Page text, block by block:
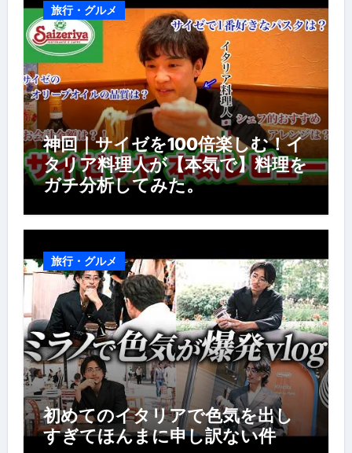
旅行・グルメ
神回｜サイゼを100倍楽しむ！イ
タリア料理人が【本気で】料理を
ガチ分析してみた。
旅行・グルメ
初めてのイタリアで色気を出し
すぎてほんまに申し訳ない件